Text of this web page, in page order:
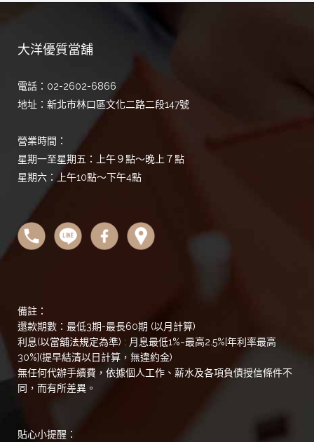
大洋優質當舖
電話：02-2602-6866
地址：新北市林口區文化二路二段147號
營業時間：
星期一至星期五：上午９點～晚上７點
星期六：上午10點～下午4點
備註：
還款期數：最低3期-最長60期 (以月計算)
利息(以當舖法規定為準) : 月息最低1%~最高2.5%[年利率最高
30%](提早結清以日計算，無違約金)
無任何代辦手續費，依據個人工作、薪水及各項負債授信條件不
同，而有所差異。
貼心小提醒：